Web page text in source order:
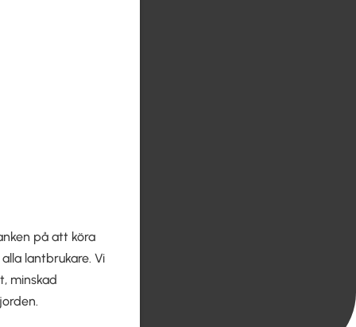
på att köra
lantbrukare. Vi
minskad